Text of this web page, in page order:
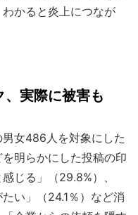
かると炎上につなが
実際に被害も
女486人を対象にした
明らかにした投稿の印
じる」（29.8%）、
い」（24.1％）など消